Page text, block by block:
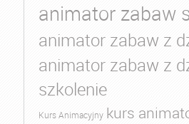
animator zabaw
animator zabaw z
animator zabaw z
szkolenie
Kurs Animacyjny kurs